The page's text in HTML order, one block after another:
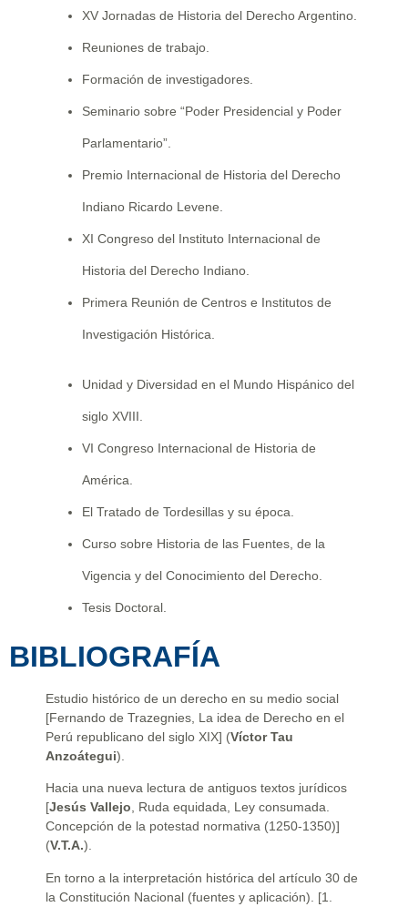
XV Jornadas de Historia del Derecho Argentino.
Reuniones de trabajo.
Formación de investigadores.
Seminario sobre “Poder Presidencial y Poder
Parlamentario”.
Premio Internacional de Historia del Derecho
Indiano Ricardo Levene.
XI Congreso del Instituto Internacional de
Historia del Derecho Indiano.
Primera Reunión de Centros e Institutos de
Investigación Histórica.
Unidad y Diversidad en el Mundo Hispánico del
siglo XVIII.
VI Congreso Internacional de Historia de
América.
El Tratado de Tordesillas y su época.
Curso sobre Historia de las Fuentes, de la
Vigencia y del Conocimiento del Derecho.
Tesis Doctoral.
BIBLIOGRAFÍA
Estudio histórico de un derecho en su medio social
[Fernando de Trazegnies, La idea de Derecho en el
Perú republicano del siglo XIX] (Víctor Tau
Anzoátegui).
Hacia una nueva lectura de antiguos textos jurídicos
[Jesús Vallejo, Ruda equidada, Ley consumada.
Concepción de la potestad normativa (1250-1350)]
(V.T.A.).
En torno a la interpretación histórica del artículo 30 de
la Constitución Nacional (fuentes y aplicación). [1.